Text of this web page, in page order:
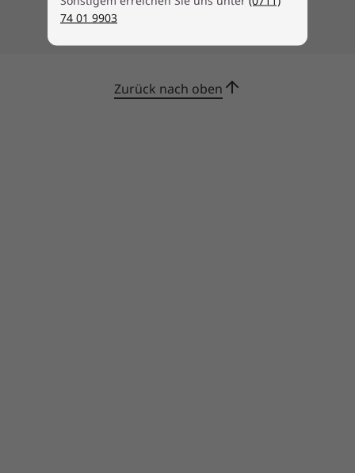
ThinkPad Notebooks bieten das perfekte
Zurück nach oben
74 01 9903